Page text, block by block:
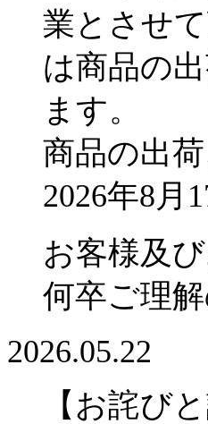
業とさせ
は商品の
ます。
商品の出
2026年8月
お客様及
何卒ご理
2026.05.22
【お詫び